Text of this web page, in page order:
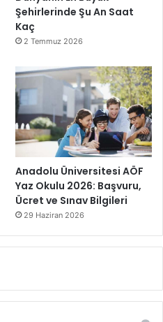
Şehirlerinde Şu An Saat
Kaç
2 Temmuz 2026
Anadolu Üniversitesi AÖF
Yaz Okulu 2026: Başvuru,
Ücret ve Sınav Bilgileri
29 Haziran 2026